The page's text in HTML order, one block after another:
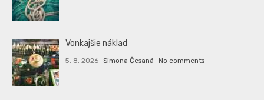
Vonkajšie náklad
5. 8. 2026 Simona Česaná No comments